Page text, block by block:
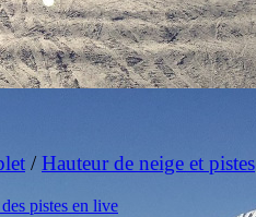
/Hauteur de neige et pistes
pistes en live